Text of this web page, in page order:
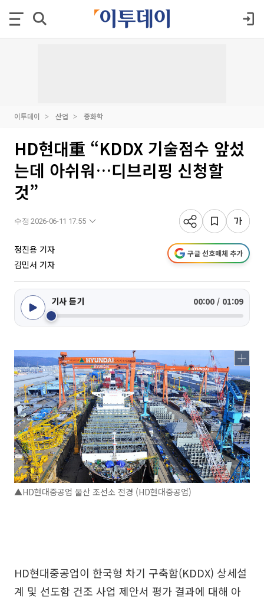
이투데이 산업 중화학
HD현대重 “KDDX 기술점수 앞섰
는데 아쉬워…디브리핑 신청할
것”
수정 2026-06-11 17:55
정진용 기자
김민서 기자
구글 선호매체 추가
기사 듣기 00:00 / 01:09
▲HD현대중공업 울산 조선소 전경 (HD현대중공업)
HD현대중공업이 한국형 차기 구축함(KDDX) 상세설
계 및 선도함 건조 사업 제안서 평가 결과에 대해 아